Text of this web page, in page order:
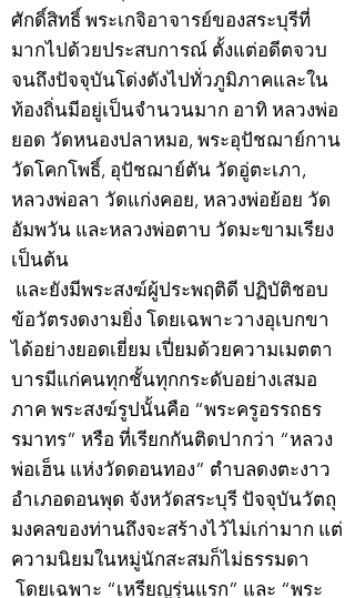
ศักดิ์สิทธิ์ พระเกจิอาจารย์ของสระบุรีที่
มากไปด้วยประสบการณ์ ตั้งแต่อดีตจวบ
จนถึงปัจจุบันโด่งดังไปทั่วภูมิภาคและใน
ท้องถิ่นมีอยู่เป็นจำนวนมาก อาทิ หลวงพ่อ
ยอด วัดหนองปลาหมอ, พระอุปัชฌาย์กาน
วัดโคกโพธิ์, อุปัชฌาย์ตัน วัดอู่ตะเภา,
หลวงพ่อลา วัดแก่งคอย, หลวงพ่อย้อย วัด
อัมพวัน และหลวงพ่อตาบ วัดมะขามเรียง
เป็นต้น
และยังมีพระสงฆ์ผู้ประพฤติดี ปฏิบัติชอบ
ข้อวัตรงดงามยิ่ง โดยเฉพาะวางอุเบกขา
ได้อย่างยอดเยี่ยม เปี่ยมด้วยความเมตตา
บารมีแก่คนทุกชั้นทุกกระดับอย่างเสมอ
ภาค พระสงฆ์รูปนั้นคือ “พระครูอรรถธร
รมาทร” หรือ ที่เรียกกันติดปากว่า “หลวง
พ่อเฮ็น แห่งวัดดอนทอง” ตำบลดงตะงาว
อำเภอดอนพุด จังหวัดสระบุรี ปัจจุบันวัตถุ
มงคลของท่านถึงจะสร้างไว้ไม่เก่ามาก แต่
ความนิยมในหมู่นักสะสมก็ไม่ธรรมดา
โดยเฉพาะ “เหรียญรุ่นแรก” และ “พระ